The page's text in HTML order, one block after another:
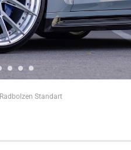
Radbolzen Standart